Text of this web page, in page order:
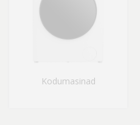
Kodumasinad